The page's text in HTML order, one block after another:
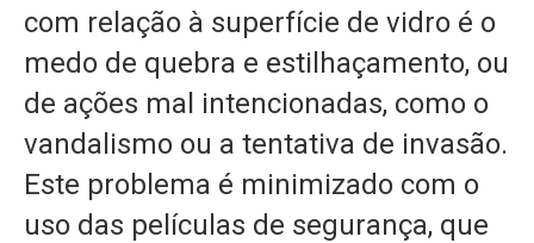
com relação à superfície de vidro é o
medo de quebra e estilhaçamento, ou
de ações mal intencionadas, como o
vandalismo ou a tentativa de invasão.
Este problema é minimizado com o
uso das películas de segurança, que